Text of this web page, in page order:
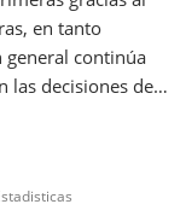
en tanto
general continúa
las decisiones de…